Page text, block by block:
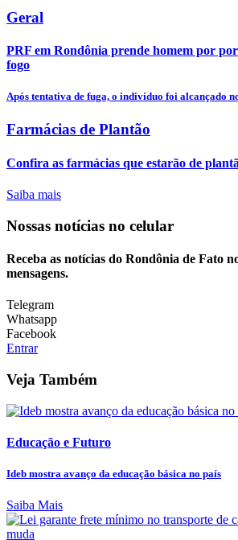
Geral
PRF em Rondônia prende homem por
fogo
Após tentativa de fuga, o indivíduo foi alcançado
Farmácias de Plantão
Confira as farmácias que estarão de
Saiba mais
Nossas notícias no celular
Receba as notícias do Rondônia de Fato
mensagens.
Telegram
Whatsapp
Facebook
Entrar
Veja Também
Educação e Futuro
Ideb mostra avanço da educação básica no país
Saiba Mais